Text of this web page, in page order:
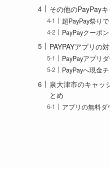
その他のPayPay
超PayPay祭り
PayPayクーポ
PAYPAYアプリの
PayPayアプリ
PayPayへ現金
泉大津市のキャッ
とめ
アプリの無料ダ